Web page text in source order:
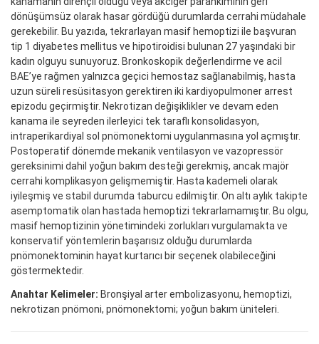
dönüşümsüz olarak hasar gördüğü durumlarda cerrahi müdahale
gerekebilir. Bu yazıda, tekrarlayan masif hemoptizi ile başvuran
tip 1 diyabetes mellitus ve hipotiroidisi bulunan 27 yaşındaki bir
kadın olguyu sunuyoruz. Bronkoskopik değerlendirme ve acil
BAE’ye rağmen yalnızca geçici hemostaz sağlanabilmiş, hasta
uzun süreli resüsitasyon gerektiren iki kardiyopulmoner arrest
epizodu geçirmiştir. Nekrotizan değişiklikler ve devam eden
kanama ile seyreden ilerleyici tek taraflı konsolidasyon,
intraperikardiyal sol pnömonektomi uygulanmasına yol açmıştır.
Postoperatif dönemde mekanik ventilasyon ve vazopressör
gereksinimi dahil yoğun bakım desteği gerekmiş, ancak majör
cerrahi komplikasyon gelişmemiştir. Hasta kademeli olarak
iyileşmiş ve stabil durumda taburcu edilmiştir. On altı aylık takipte
asemptomatik olan hastada hemoptizi tekrarlamamıştır. Bu olgu,
masif hemoptizinin yönetimindeki zorlukları vurgulamakta ve
konservatif yöntemlerin başarısız olduğu durumlarda
pnömonektominin hayat kurtarıcı bir seçenek olabileceğini
göstermektedir.
Anahtar Kelimeler: Bronşiyal arter embolizasyonu, hemoptizi,
nekrotizan pnömoni, pnömonektomi; yoğun bakım üniteleri.